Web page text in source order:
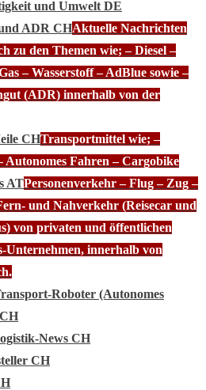
und Umwelt DE
ADR CHAktuelle Nachrichten
zu den Themen wie; – Diesel –
– Wasserstoff – AdBlue sowie –
(ADR) innerhalb von der
CHTransportmittel wie; –
Autonomes Fahren – Cargobike
ATPersonenverkehr – Flug – Zug –
und Nahverkehr (Reisecar und
von privaten und öffentlichen
Unternehmen, innerhalb von
Roboter (Autonomes
News CH
CH